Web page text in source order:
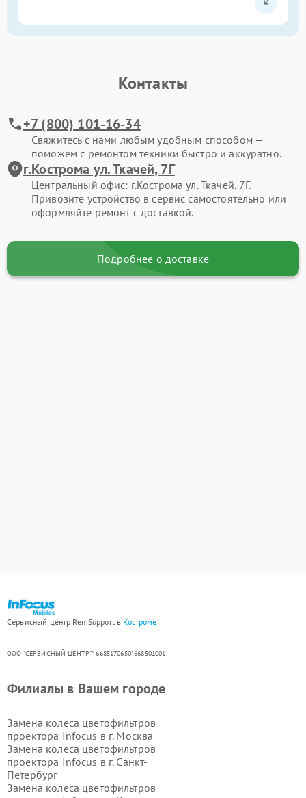
Контакты
+7 (800) 101-16-34
Свяжитесь с нами любым удобным способом —
поможем с ремонтом техники быстро и аккуратно.
г.Кострома ул. Ткачей, 7Г
Центральный офис: г.Кострома ул. Ткачей, 7Г.
Привозите устройство в сервис самостоятельно или
оформляйте ремонт с доставкой.
Подробнее о доставке
Сервисный центр RemSupport в Костроме
ООО "СЕРВИСНЫЙ ЦЕНТР"* 6685170650*668501001
Филиалы в Вашем городе
Замена колеса цветофильтров
проектора Infocus в г. Москва
Замена колеса цветофильтров
проектора Infocus в г. Санкт-
Петербург
Замена колеса цветофильтров